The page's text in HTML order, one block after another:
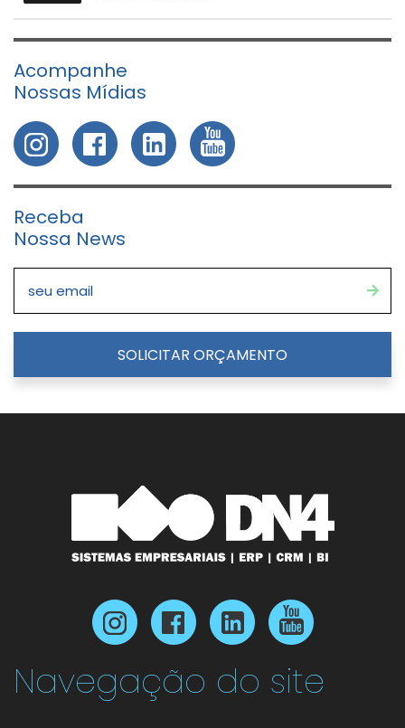
Acompanhe
Nossas Mídias
Receba
Nossa News
SOLICITAR ORÇAMENTO
Navegação do site